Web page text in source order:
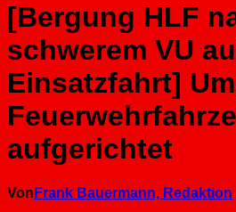
[Bergung HLF
schwerem VU
Einsatzfahrt]
aufgerichtet
Von Frank Bauermann, Redaktion